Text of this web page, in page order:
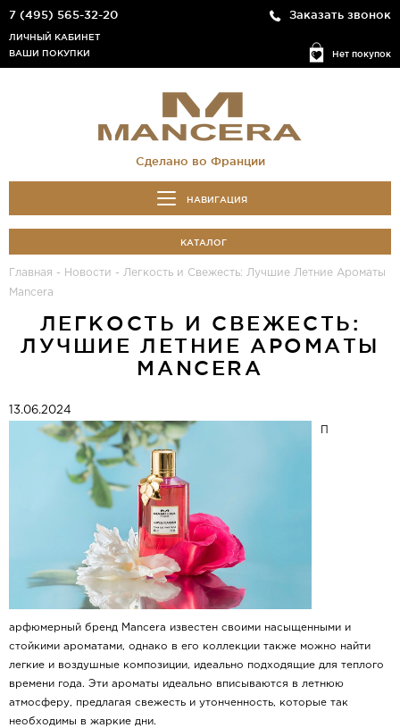
7 (495) 565-32-20 Заказать звонок
Нет покупок
ЛИЧНЫЙ КАБИНЕТ
ВАШИ ПОКУПКИ
Сделано во Франции
НАВИГАЦИЯ
КАТАЛОГ
Главная - Новости - Легкость и Свежесть: Лучшие Летние Ароматы
Mancera
ЛЕГКОСТЬ И СВЕЖЕСТЬ:
ЛУЧШИЕ ЛЕТНИЕ АРОМАТЫ
MANCERA
13.06.2024
арфюмерный бренд Mancera известен своими насыщенными и
стойкими ароматами, однако в его коллекции также можно найти
легкие и воздушные композиции, идеально подходящие для теплого
времени года. Эти ароматы идеально вписываются в летнюю
атмосферу, предлагая свежесть и утонченность, которые так
необходимы в жаркие дни.